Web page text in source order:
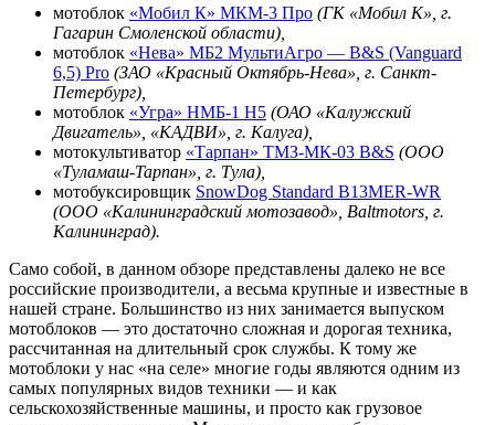
мотоблок «Мобил К» МКМ-3 Про (ГК «Мобил К», г.
Гагарин Смоленской области),
мотоблок «Нева» МБ2 МультиАгро — B&S (Vanguard
6,5) Pro (ЗАО «Красный Октябрь-Нева», г. Санкт-
Петербург),
мотоблок «Угра» НМБ-1 Н5 (ОАО «Калужский
Двигатель», «КАДВИ», г. Калуга),
мотокультиватор «Тарпан» ТМЗ-МК-03 B&S (ООО
«Туламаш-Тарпан», г. Тула),
мотобуксировщик SnowDog Standard B13MER-WR
(ООО «Калининградский мотозавод», Baltmotors, г.
Калининград).
Само собой, в данном обзоре представлены далеко не все
российские производители, а весьма крупные и известные в
нашей стране. Большинство из них занимается выпуском
мотоблоков — это достаточно сложная и дорогая техника,
рассчитанная на длительный срок службы. К тому же
мотоблоки у нас «на селе» многие годы являются одним из
самых популярных видов техники — и как
сельскохозяйственные машины, и просто как грузовое